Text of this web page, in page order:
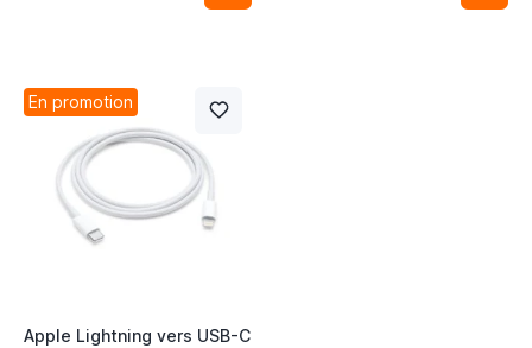
En promotion
Apple Lightning vers USB-C